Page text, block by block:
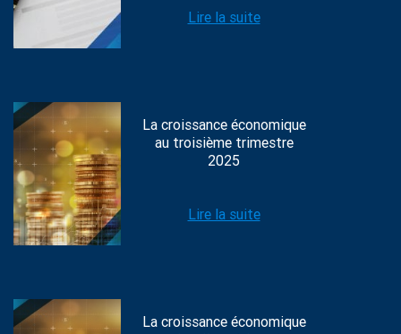
Lire la suite
La croissance économique
au troisième trimestre
2025
Lire la suite
La croissance économique